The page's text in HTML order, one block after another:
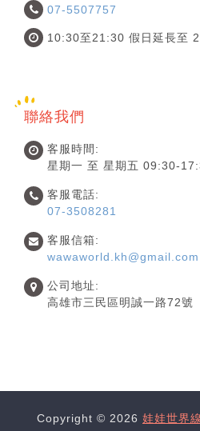
07-5507757
10:30至21:30 假日延長至
聯絡我們
客服時間:
星期一 至 星期五 09:30-
客服電話:
07-3508281
客服信箱:
wawaworld.kh@gmail.com
公司地址:
高雄市三民區明誠一路72號
Copyright © 2026 娃娃世界